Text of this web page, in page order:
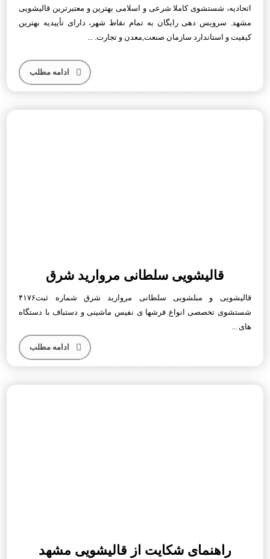
اتحادیه، شستشوی کاملا شرعی و اسلامی بهترین و معتبرترین قالیشویی
مشهد. سرویس دهی رایگان به تمام نقاط شهر، دارای تأییدیه بهترین
کیفیت و استاندارد سازمان صنعت,معدن و تجارت. ...
ادامه مطلب
قالیشویی سلطانی مروارید شرق
قالیشویی و مبلشویی سلطانی مروارید شرق شماره ثبت۴۱۷۶
شستشوی تخصصی انواع فرشها ی نفیس ماشینی و دستباف با دستگاه
ها‌ی ...
ادامه مطلب
راهنمای شکایت از قالیشویی مشهد